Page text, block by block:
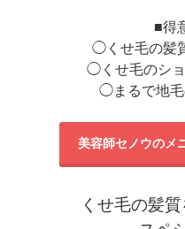
■得
◯くせ毛の髪
◯くせ毛のシ
◯まるで地毛
美容師セノウのメ
くせ毛の髪